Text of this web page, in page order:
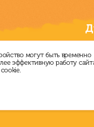
могут быть временно
эффективную работу